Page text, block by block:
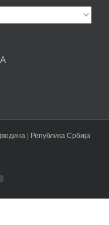
| Република Србија
YouTube